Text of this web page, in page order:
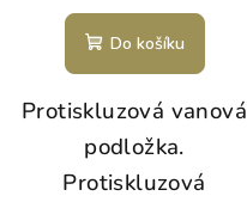
Do košíku
Protiskluzová vanová
podložka.
Protiskluzová